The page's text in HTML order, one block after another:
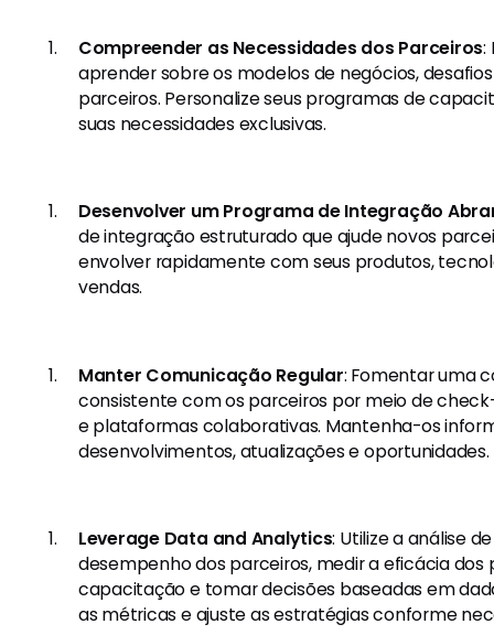
Compreender as Necessidades dos Parceiros:
aprender sobre os modelos de negócios,
parceiros. Personalize seus programas de
suas necessidades exclusivas.
Desenvolver um Programa de Integração
de integração estruturado que ajude novos
envolver rapidamente com seus produtos,
vendas.
Manter Comunicação Regular: Fomentar uma
consistente com os parceiros por meio de
e plataformas colaborativas. Mantenha-os
desenvolvimentos, atualizações e oportunidades.
Leverage Data and Analytics: Utilize a análise
desempenho dos parceiros, medir a eficácia dos
capacitação e tomar decisões baseadas em
as métricas e ajuste as estratégias conforme